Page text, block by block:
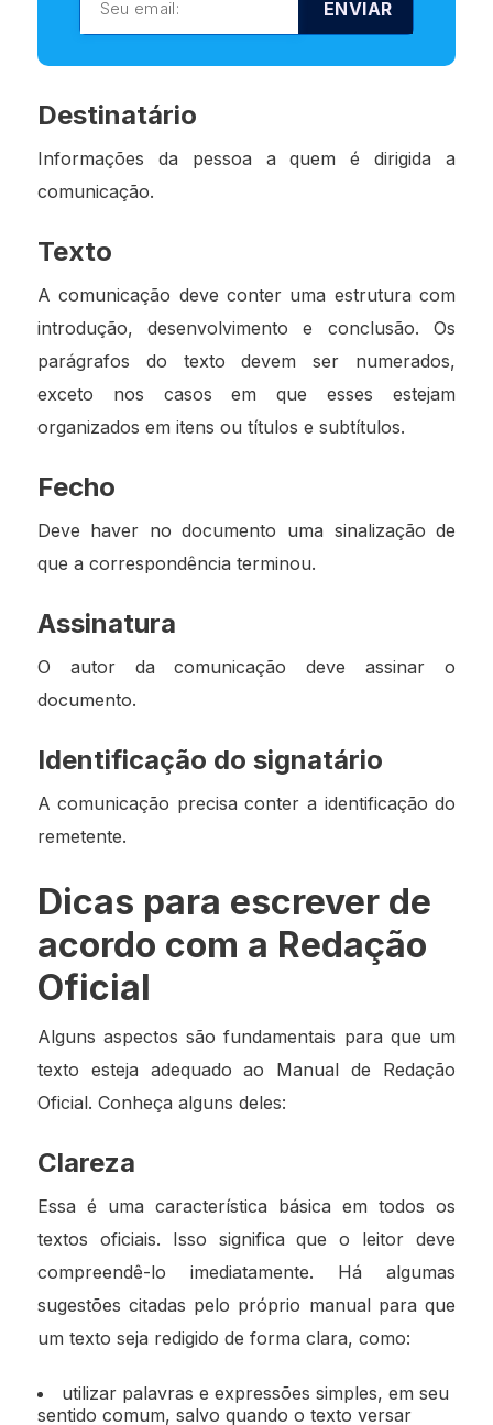
ENVIAR
Destinatário
Informações da pessoa a quem é dirigida a
comunicação.
Texto
A comunicação deve conter uma estrutura com
introdução, desenvolvimento e conclusão. Os
parágrafos do texto devem ser numerados,
exceto nos casos em que esses estejam
organizados em itens ou títulos e subtítulos.
Fecho
Deve haver no documento uma sinalização de
que a correspondência terminou.
Assinatura
O autor da comunicação deve assinar o
documento.
Identificação do signatário
A comunicação precisa conter a identificação do
remetente.
Dicas para escrever de
acordo com a Redação
Oficial
Alguns aspectos são fundamentais para que um
texto esteja adequado ao Manual de Redação
Oficial. Conheça alguns deles:
Clareza
Essa é uma característica básica em todos os
textos oficiais. Isso significa que o leitor deve
compreendê-lo imediatamente. Há algumas
sugestões citadas pelo próprio manual para que
um texto seja redigido de forma clara, como:
utilizar palavras e expressões simples, em seu
sentido comum, salvo quando o texto versar